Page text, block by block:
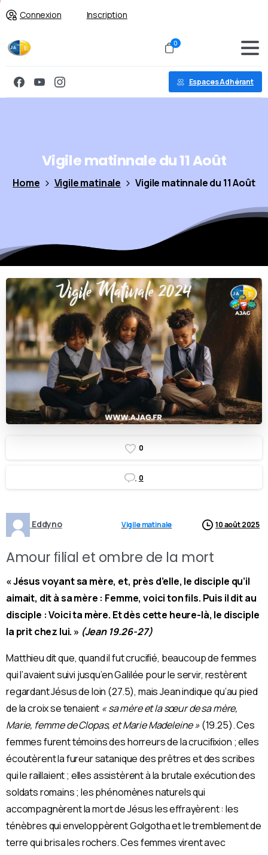
Connexion Inscription
0
Espaces Adhérant
Vigilematinnaledu11Août
Home Vigile matinale Vigile matinnale du 11 Août
0
0
Eddyno Vigile matinale 10 août 2025
Amour ﬁlial et ombre de la mort
« Jésus voyant sa mère, et, près d’elle, le disciple qu’il
aimait, dit à sa mère : Femme, voici ton ﬁls. Puis il dit au
disciple : Voici ta mère. Et dès cette heure-là, le disciple
la prit chez lui. » (Jean 19.26-27)
Matthieu dit que, quand il fut cruciﬁé, beaucoup de femmes
qui l’avaient suivi jusqu’en Galilée pour le servir, restèrent
regardant Jésus de loin (27.5), mais Jean indique qu’au pied
de la croix se tenaient « sa mère et la sœur de sa mère,
Marie, femme de Clopas, et Marie Madeleine »(19.25).Ces
femmes furent témoins des horreurs de la cruciﬁxion ; elles
écoutèrent la fureur satanique des prêtres et des scribes
qui le raillaient ; elles assistèrent à la brutale exécution des
soldats romains ; les phénomènes naturels qui
accompagnèrent la mort de Jésus les effrayèrent : les
ténèbres qui enveloppèrent Golgotha et le tremblement de
terre qui brisa les rochers. Ces femmes virent avec